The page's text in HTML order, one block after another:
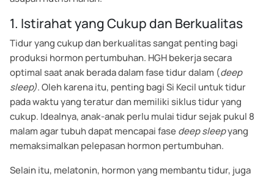
1. Istirahat yang Cukup dan Berkualitas
Tidur yang cukup dan berkualitas sangat penting bagi
produksi hormon pertumbuhan. HGH bekerja secara
optimal saat anak berada dalam fase tidur dalam (deep
sleep). Oleh karena itu, penting bagi Si Kecil untuk tidur
pada waktu yang teratur dan memiliki siklus tidur yang
cukup. Idealnya, anak-anak perlu mulai tidur sejak pukul 8
malam agar tubuh dapat mencapai fasedeep sleepyang
memaksimalkan pelepasan hormon pertumbuhan.
Selain itu, melatonin, hormon yang membantu tidur, juga